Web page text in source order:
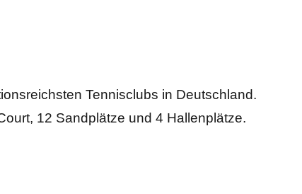
Tennisclubs in Deutschland.
12 Sandplätze und 4 Hallenplätze.